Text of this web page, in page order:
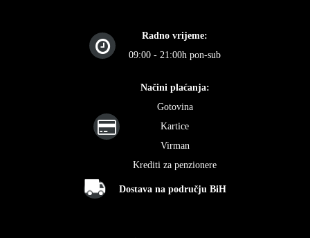
Radno vrijeme:
09:00 - 21:00h pon-sub
Načini plaćanja:
Gotovina
Kartice
Virman
Krediti za penzionere
Dostava na području BiH